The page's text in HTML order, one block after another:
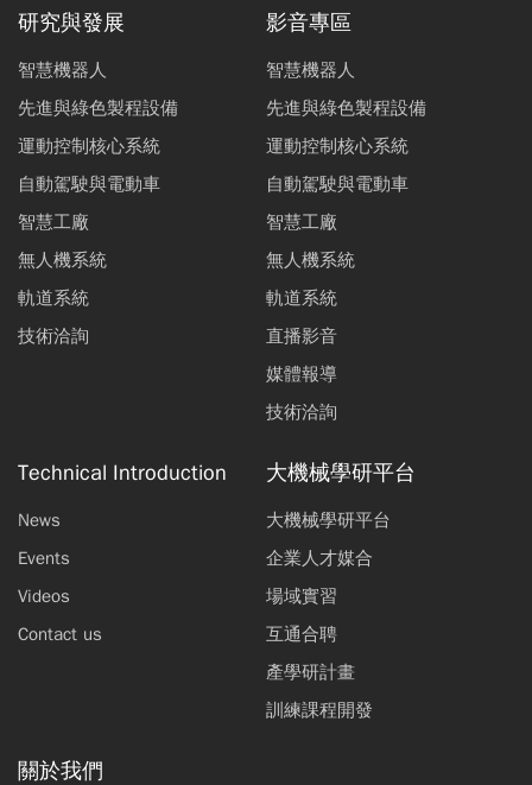
研究與發展
智慧機器人
先進與綠色製程設備
運動控制核心系統
自動駕駛與電動車
智慧工廠
無人機系統
軌道系統
技術洽詢
影音專區
智慧機器人
先進與綠色製程設備
運動控制核心系統
自動駕駛與電動車
智慧工廠
無人機系統
軌道系統
直播影音
媒體報導
技術洽詢
Technical Introduction
News
Events
Videos
Contact us
大機械學研平台
大機械學研平台
企業人才媒合
場域實習
互通合聘
產學研計畫
訓練課程開發
關於我們